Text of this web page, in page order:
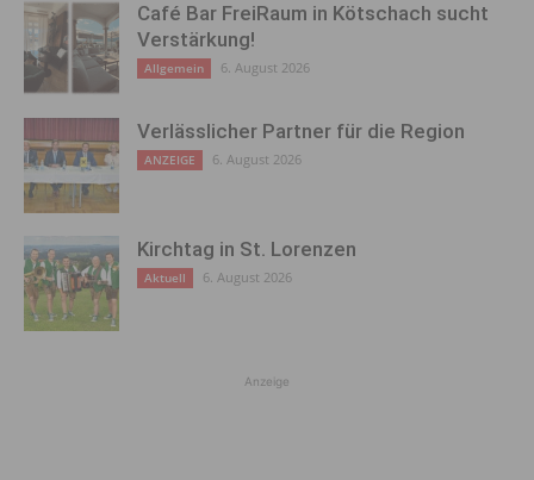
Café Bar FreiRaum in Kötschach sucht
Verstärkung!
Allgemein 6. August 2026
Verlässlicher Partner für die Region
ANZEIGE 6. August 2026
Kirchtag in St. Lorenzen
Aktuell 6. August 2026
Anzeige